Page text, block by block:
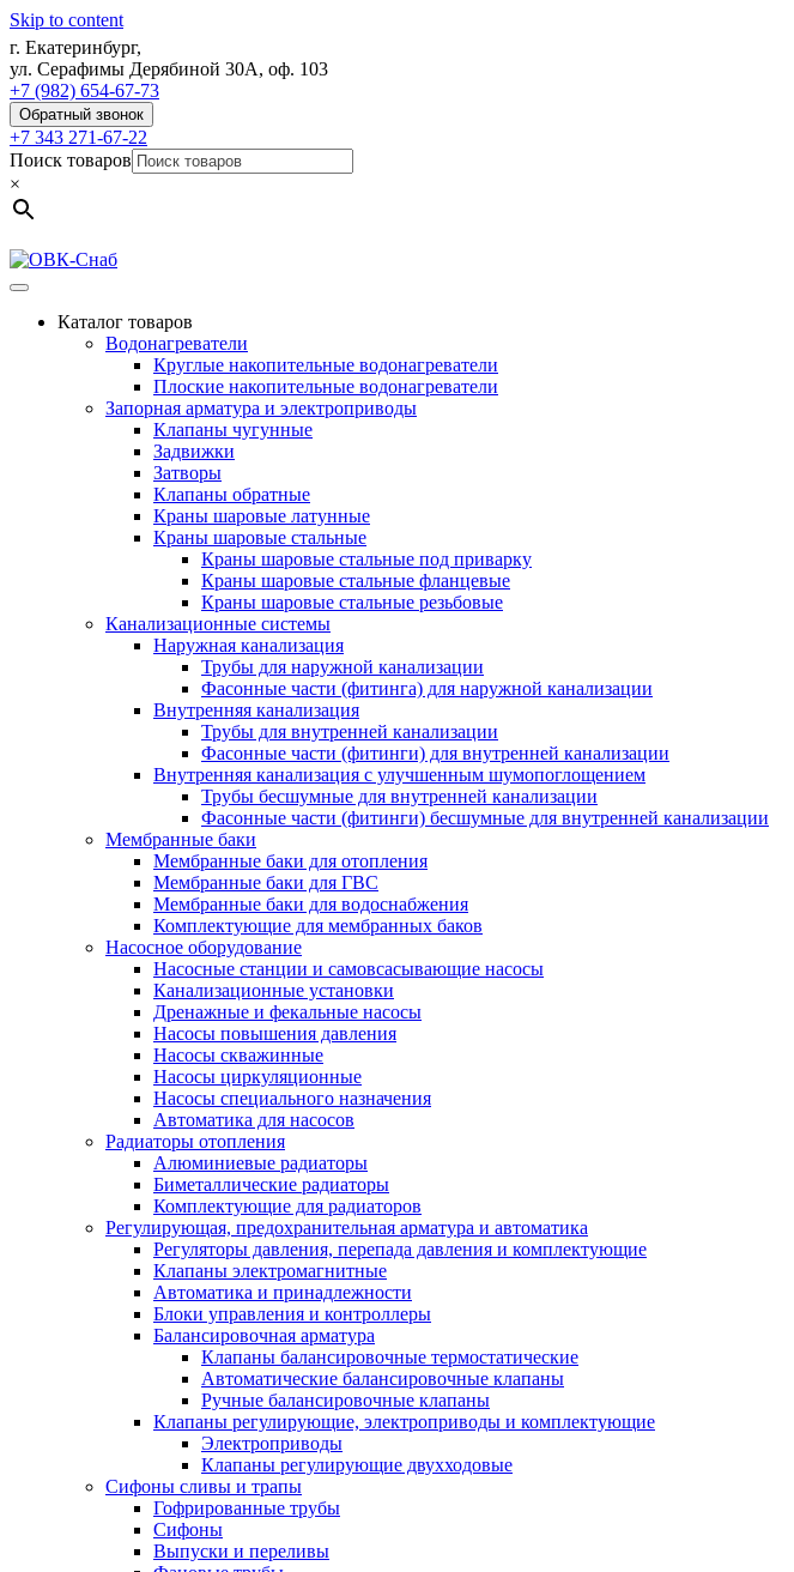
Skip to content
г. Екатеринбург,
ул. Серафимы Дерябиной 30А, оф. 103
+7 (982) 654-67-73
Обратный звонок
+7 343 271-67-22
Поиск товаров
×
Каталог товаров
Водонагреватели
Круглые накопительные водонагреватели
Плоские накопительные водонагреватели
Запорная арматура и электроприводы
Клапаны чугунные
Задвижки
Затворы
Клапаны обратные
Краны шаровые латунные
Краны шаровые стальные
Краны шаровые стальные под приварку
Краны шаровые стальные фланцевые
Краны шаровые стальные резьбовые
Канализационные системы
Наружная канализация
Трубы для наружной канализации
Фасонные части (фитинга) для наружной канализации
Внутренняя канализация
Трубы для внутренней канализации
Фасонные части (фитинги) для внутренней канализации
Внутренняя канализация с улучшенным шумопоглощением
Трубы бесшумные для внутренней канализации
Фасонные части (фитинги) бесшумные для внутренней канализации
Мембранные баки
Мембранные баки для отопления
Мембранные баки для ГВС
Мембранные баки для водоснабжения
Комплектующие для мембранных баков
Насосное оборудование
Насосные станции и самовсасывающие насосы
Канализационные установки
Дренажные и фекальные насосы
Насосы повышения давления
Насосы скважинные
Насосы циркуляционные
Насосы специального назначения
Автоматика для насосов
Радиаторы отопления
Алюминиевые радиаторы
Биметаллические радиаторы
Комплектующие для радиаторов
Регулирующая, предохранительная арматура и автоматика
Регуляторы давления, перепада давления и комплектующие
Клапаны электромагнитные
Автоматика и принадлежности
Блоки управления и контроллеры
Балансировочная арматура
Клапаны балансировочные термостатические
Автоматические балансировочные клапаны
Ручные балансировочные клапаны
Клапаны регулирующие, электроприводы и комплектующие
Электроприводы
Клапаны регулирующие двухходовые
Сифоны сливы и трапы
Гофрированные трубы
Сифоны
Выпуски и переливы